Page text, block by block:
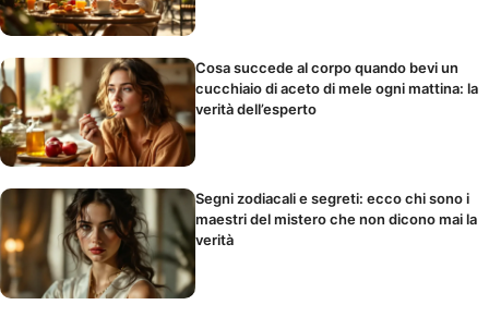
Cosa succede al corpo quando bevi un
cucchiaio di aceto di mele ogni mattina: la
verità dell’esperto
Segni zodiacali e segreti: ecco chi sono i
maestri del mistero che non dicono mai la
verità